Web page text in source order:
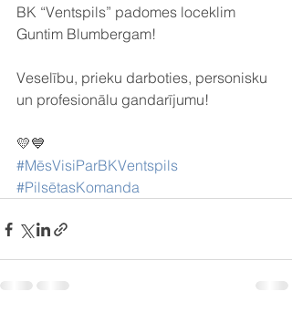
BK “Ventspils” padomes loceklim
Guntim Blumbergam!
Veselību, prieku darboties, personisku
un profesionālu gandarījumu!
💛💙
#MēsVisiParBKVentspils
#PilsētasKomanda